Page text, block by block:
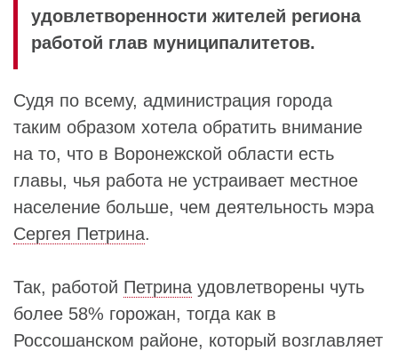
удовлетворенности жителей региона
работой глав муниципалитетов.
Судя по всему, администрация города
таким образом хотела обратить внимание
на то, что в Воронежской области есть
главы, чья работа не устраивает местное
население больше, чем деятельность мэра
Сергея Петрина.
Так, работой Петрина удовлетворены чуть
более 58% горожан, тогда как в
Россошанском районе, который возглавляет